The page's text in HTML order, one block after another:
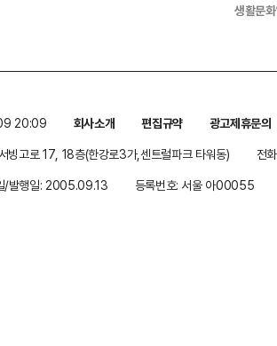
생활문
20:09 회사소개 편집규약
광고제휴문의
빙고로 17, 18층(한강로3가,센트럴파크 타워동)
전
/발행일: 2005.09.13 등록번호: 서울 아00055